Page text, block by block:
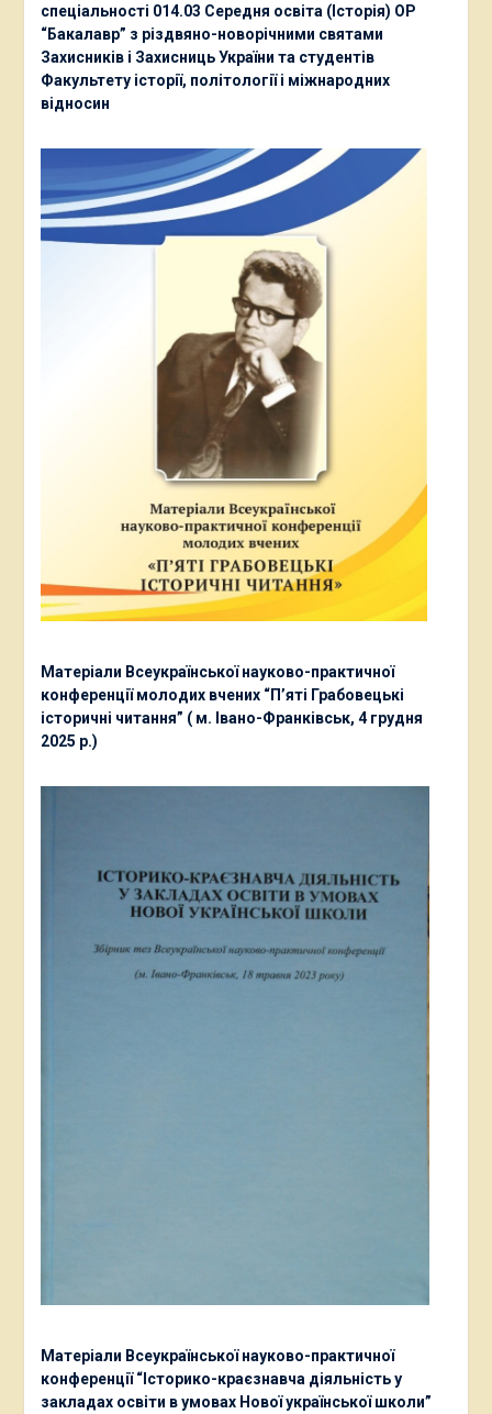
спеціальності 014.03 Середня освіта (Історія) ОР
“Бакалавр” з різдвяно-новорічними святами
Захисників і Захисниць України та студентів
Факультету історії, політології і міжнародних
відносин
Матеріали Всеукраїнської науково-практичної
конференції молодих вчених “П’яті Грабовецькі
історичні читання” ( м. Івано-Франківськ, 4 грудня
2025 р.)
Матеріали Всеукраїнської науково-практичної
конференції “Історико-краєзнавча діяльність у
закладах освіти в умовах Нової української школи”